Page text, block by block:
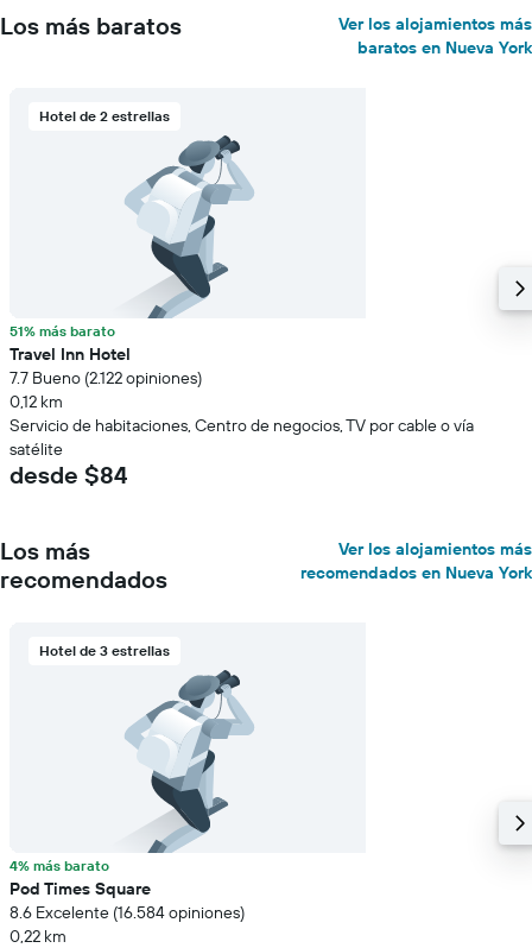
Los más baratos
Ver los alojamientos más
baratos en Nueva York
Hotel de 2 estrellas
51% más barato
Travel Inn Hotel
7.7 Bueno (2.122 opiniones)
0,12 km
Servicio de habitaciones, Centro de negocios, TV por cable o vía
satélite
desde $84
Los más
recomendados
Ver los alojamientos más
recomendados en Nueva York
Hotel de 3 estrellas
4% más barato
Pod Times Square
8.6 Excelente (16.584 opiniones)
0,22 km